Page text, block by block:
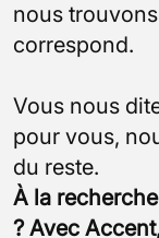
nous
correspond.
Vous nous
pour vous,
À la
? Avec